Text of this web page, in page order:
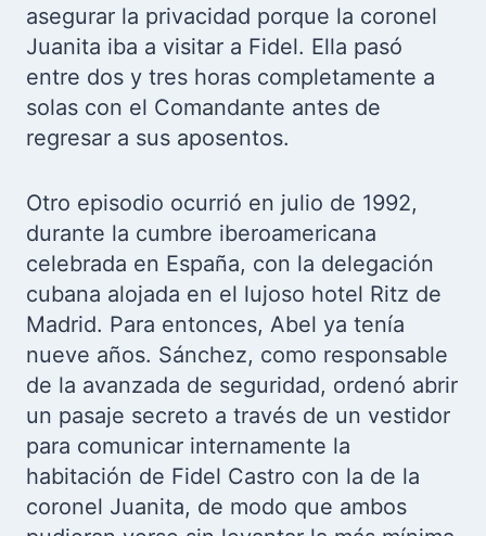
asegurar la privacidad porque la coronel
Juanita iba a visitar a Fidel. Ella pasó
entre dos y tres horas completamente a
solas con el Comandante antes de
regresar a sus aposentos.
Otro episodio ocurrió en julio de 1992,
durante la cumbre iberoamericana
celebrada en España, con la delegación
cubana alojada en el lujoso hotel Ritz de
Madrid. Para entonces, Abel ya tenía
nueve años. Sánchez, como responsable
de la avanzada de seguridad, ordenó abrir
un pasaje secreto a través de un vestidor
para comunicar internamente la
habitación de Fidel Castro con la de la
coronel Juanita, de modo que ambos